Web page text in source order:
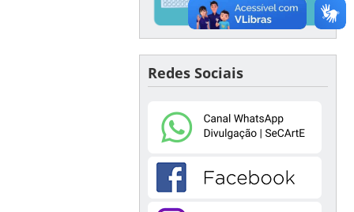
Redes Sociais